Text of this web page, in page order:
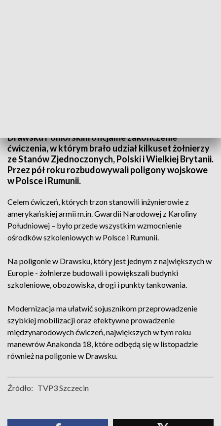
Drawsku Pomorskim oficjalne zakończenie
ćwiczenia, w którym brało udział kilkuset żołnierzy
ze Stanów Zjednoczonych, Polski i Wielkiej Brytanii.
Przez pół roku rozbudowywali poligony wojskowe
w Polsce i Rumunii.
Celem ćwiczeń, których trzon stanowili inżynierowie z
amerykańskiej armii m.in. Gwardii Narodowej z Karoliny
Południowej – było przede wszystkim wzmocnienie
ośrodków szkoleniowych w Polsce i Rumunii.
Na poligonie w Drawsku, który jest jednym z największych w
Europie - żołnierze budowali i powiększali budynki
szkoleniowe, obozowiska, drogi i punkty tankowania.
Modernizacja ma ułatwić sojusznikom przeprowadzenie
szybkiej mobilizacji oraz efektywne prowadzenie
międzynarodowych ćwiczeń, największych w tym roku
manewrów Anakonda 18, które odbędą się w listopadzie
również na poligonie w Drawsku.
Źródło: TVP3 Szczecin